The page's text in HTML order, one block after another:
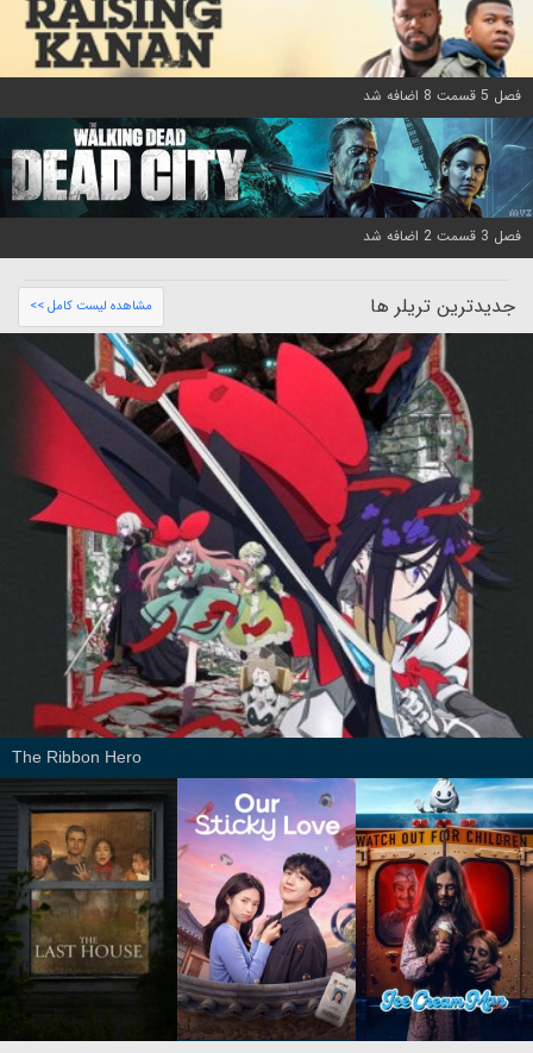
فصل 5 قسمت 8 اضافه شد
فصل 3 قسمت 2 اضافه شد
جدیدترین تریلر ها مشاهده لیست کامل >>
The Ribbon Hero